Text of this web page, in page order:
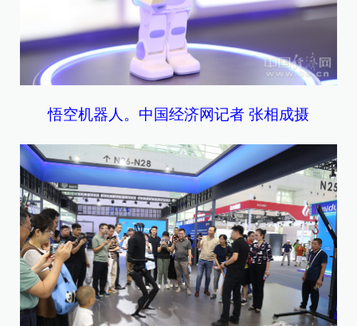
悟空机器人。中国经济网记者 张相成摄